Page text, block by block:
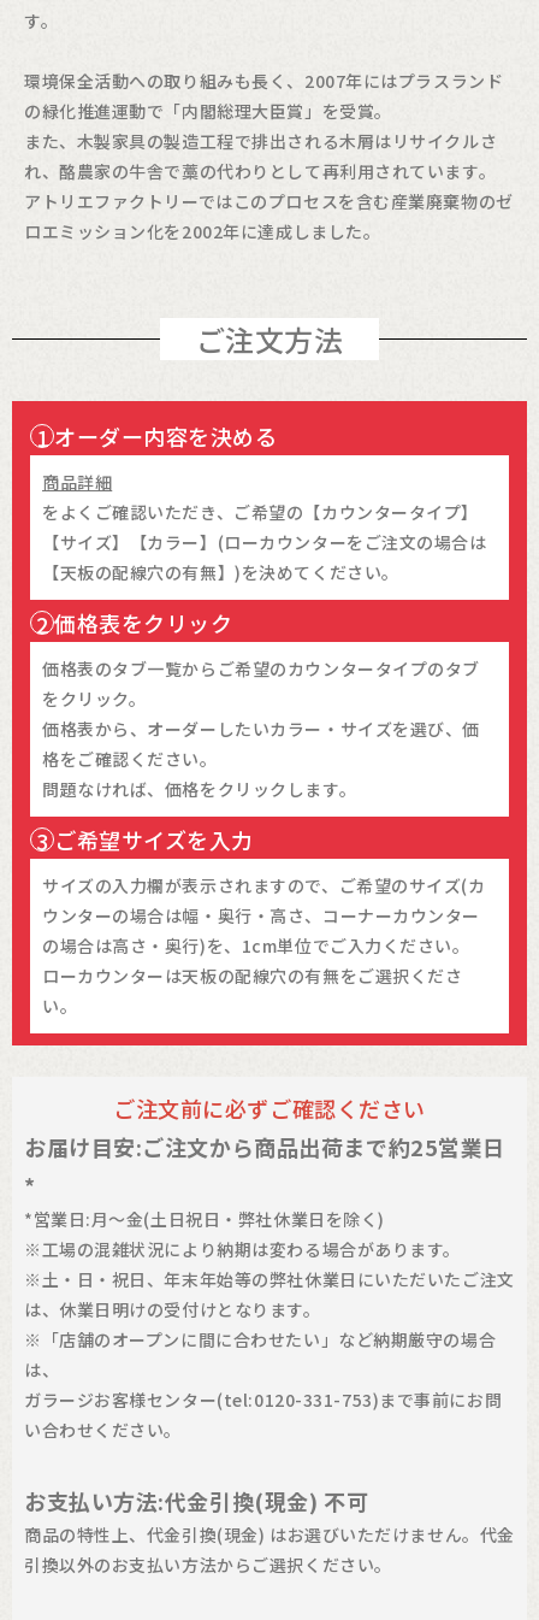
す。
環境保全活動への取り組みも長く、2007年にはプラスランド
の緑化推進運動で「内閣総理大臣賞」を受賞。
また、木製家具の製造工程で排出される木屑はリサイクルさ
れ、酪農家の牛舎で藁の代わりとして再利用されています。
アトリエファクトリーではこのプロセスを含む産業廃棄物のゼ
ロエミッション化を2002年に達成しました。
ご注文方法
1 オーダー内容を決める
商品詳細
をよくご確認いただき、ご希望の【カウンタータイプ】
【サイズ】【カラー】(ローカウンターをご注文の場合は
【天板の配線穴の有無】)を決めてください。
2価格表をクリック
価格表のタブ一覧からご希望のカウンタータイプのタブ
をクリック。
価格表から、オーダーしたいカラー・サイズを選び、価
格をご確認ください。
問題なければ、価格をクリックします。
3 ご希望サイズを入力
サイズの入力欄が表示されますので、ご希望のサイズ(カ
ウンターの場合は幅・奥行・高さ、コーナーカウンター
の場合は高さ・奥行)を、1cm単位でご入力ください。
ローカウンターは天板の配線穴の有無をご選択くださ
い。
ご注文前に必ずご確認ください
お届け目安:ご注文から商品出荷まで約25営業日
*
*営業日:月〜金(土日祝日・弊社休業日を除く)
※工場の混雑状況により納期は変わる場合があります。
※土・日・祝日、年末年始等の弊社休業日にいただいたご注文
は、休業日明けの受付けとなります。
※「店舗のオープンに間に合わせたい」など納期厳守の場合
は、
ガラージお客様センター(tel:0120-331-753)まで事前にお問
い合わせください。
お支払い方法:代金引換(現金) 不可
商品の特性上、代金引換(現金) はお選びいただけません。代金
引換以外のお支払い方法からご選択ください。